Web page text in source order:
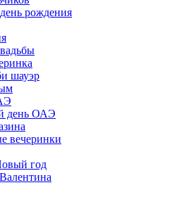
рождения
шауэр
день ОАЭ
вечеринки
год